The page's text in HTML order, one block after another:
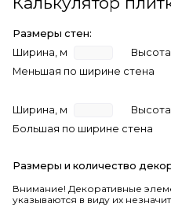
Размеры стен:
Ширина, м
Меньшая по ширине стена
Ширина, м
Большая по ширине стена
Размеры и количество
Внимание! Декоративные
указываются в виду их